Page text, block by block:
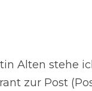
Alten stehe
zur Post